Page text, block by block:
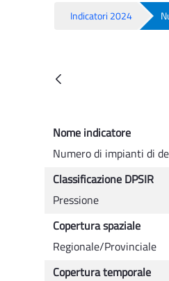
Indicatori 2024
Nome indicatore
Numero di impianti di
Classificazione DPSIR
Pressione
Copertura spaziale
Regionale/Provinciale
Copertura temporale